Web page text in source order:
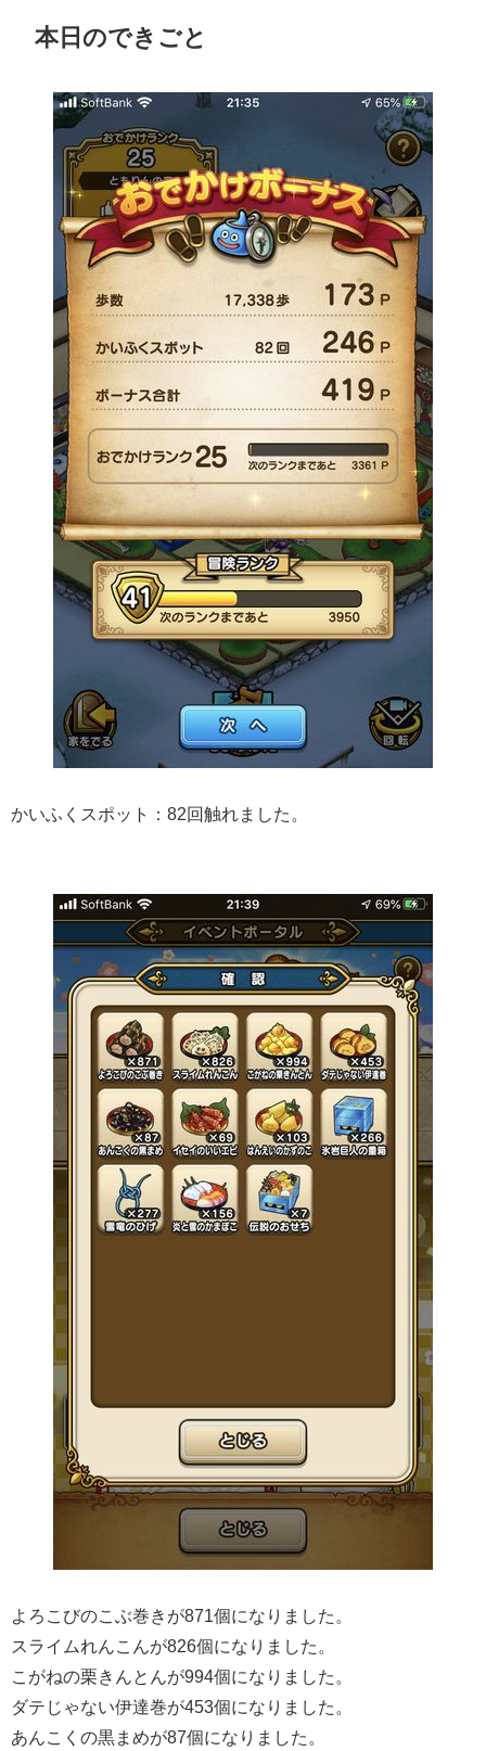
本日のできごと
かいふくスポット：82回触れました。
よろこびのこぶ巻きが871個になりました。
スライムれんこんが826個になりました。
こがねの栗きんとんが994個になりました。
ダテじゃない伊達巻が453個になりました。
あんこくの黒まめが87個になりました。